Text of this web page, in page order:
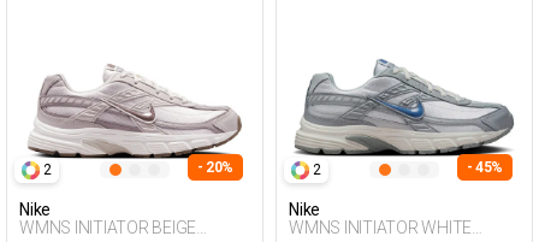
2 - 20%
Nike
WMNS INITIATOR BEIGE
2 - 45%
Nike
WMNS INITIATOR WHITE